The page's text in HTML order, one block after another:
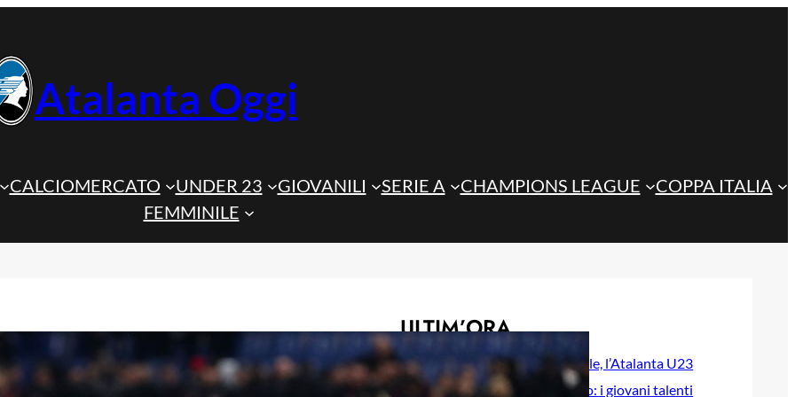
Atalanta Oggi
CALCIOMERCATO UNDER 23 GIOVANILI SERIE A CHAMPIONS LEAGUE
COPPA ITALIA
FEMMINILE
ULTIM’ORA
Steffanoni e Idele, l’Atalanta U23
prepara il futuro: i giovani talenti